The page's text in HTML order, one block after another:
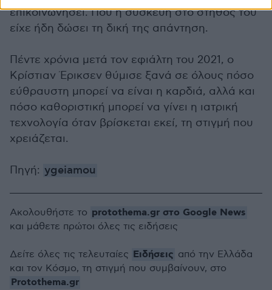
επικοινωνήσει. Που η συσκευή στο στήθος του
είχε ήδη δώσει τη δική της απάντηση.
Πέντε χρόνια μετά τον εφιάλτη του 2021, ο
Κρίστιαν Έρικσεν θύμισε ξανά σε όλους πόσο
εύθραυστη μπορεί να είναι η καρδιά, αλλά και
πόσο καθοριστική μπορεί να γίνει η ιατρική
τεχνολογία όταν βρίσκεται εκεί, τη στιγμή που
χρειάζεται.
Πηγή: ygeiamou
Ακολουθήστε το protothema.gr στο Google News
και μάθετε πρώτοι όλες τις ειδήσεις
Δείτε όλες τις τελευταίες Ειδήσεις από την Ελλάδα
και τον Κόσμο, τη στιγμή που συμβαίνουν, στο
Protothema.gr